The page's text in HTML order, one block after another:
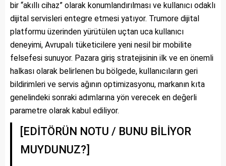
bir “akıllı cihaz” olarak konumlandırılması ve kullanıcı odaklı
dijital servisleri entegre etmesi yatıyor. Trumore dijital
platformu üzerinden yürütülen uçtan uca kullanıcı
deneyimi, Avrupalı tüketicilere yeni nesil bir mobilite
felsefesi sunuyor. Pazara giriş stratejisinin ilk ve en önemli
halkası olarak belirlenen bu bölgede, kullanıcıların geri
bildirimleri ve servis ağının optimizasyonu, markanın kıta
genelindeki sonraki adımlarına yön verecek en değerli
parametre olarak kabul ediliyor.
[EDİTÖRÜN NOTU / BUNU BİLİYOR
MUYDUNUZ?]